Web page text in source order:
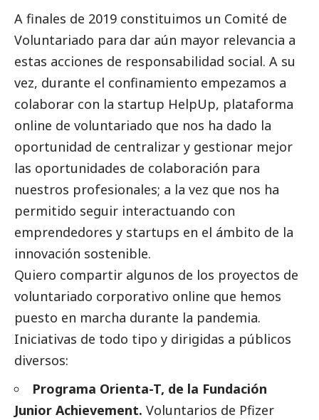
A finales de 2019 constituimos un Comité de
Voluntariado para dar aún mayor relevancia a
estas acciones de responsabilidad social. A su
vez, durante el confinamiento empezamos a
colaborar con la startup HelpUp, plataforma
online de voluntariado que nos ha dado la
oportunidad de centralizar y gestionar mejor
las oportunidades de colaboración para
nuestros profesionales; a la vez que nos ha
permitido seguir interactuando con
emprendedores y startups en el ámbito de la
innovación sostenible.
Quiero compartir algunos de los proyectos de
voluntariado corporativo online que hemos
puesto en marcha durante la pandemia.
Iniciativas de todo tipo y dirigidas a públicos
diversos:
Programa Orienta-T, de la Fundación
Junior Achievement. Voluntarios de Pfizer